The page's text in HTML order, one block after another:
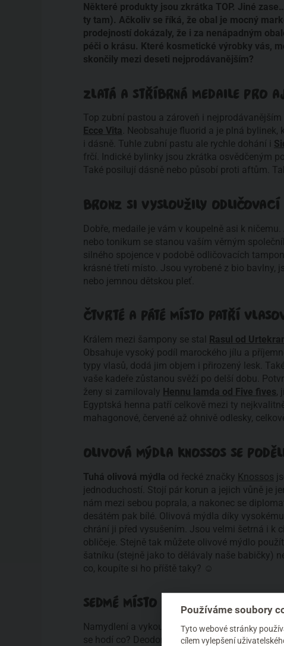
Některé produkty jsou zkrátka TOP. Jiné
ty tam). Ačkoliv se říká, že obal je mocný
prodejností dokázaly, že i za nenápadným
péči o krásu. Které kosmetické výrobky vás,
skončily mezi deseti nejprodávanějším?
ZLATÁ A STŘÍBRNÁ MEDAILE PRO
Top zubní pastou a zároveň i
Ecce Vita . Neobsahuje fluorid a je plná
i dásně. Tuhle zubní pastu ale rychle dohání i
frčí. Indické bylinky jsou zkrátka osvědčeným
Také posilují dásně nebo působí proti aftům.
BRONZ SI VYSLOUŽILY ODLIČOVACÍ
Dobře, medaile je vám v koupelně asi k
nebo tonikum se stanou vaším věrným
silného spojence v podobě odličovacích
krásné třetí místo. Jsou vyrobené z bio bavlny,
nebo jemnou dětskou pleť.
ČTVRTÉ A PÁTÉ MÍSTO PATŘÍ
Králem mezi šampony se stal Rasul od
Obsahuje vysoký podíl marockého jílu a
typy vlasů, dodá jim objem i přirozený lesk.
vaše kadeře zůstanou svěží po delší dobu.
ženy si zamilovaly Hennu lamda od Five fives,
Egyptská henna patří celkově mezi ty
mahagonové, červené až ohnivě odlesky,
OLIVOVÁ MÝDLA KNOSSOS SE
Tuhá olivová mýdla od řecké značky Knossos
jednoduchostí. Stojí pár korun a jejich vůně je
nám mezi sebou poprala, a nakonec se
desátém pak bílé. Olivová mýdla díky
chrání ji před vysušením. Jsou velmi šetrná i k
obličeje. Stejně tak můžete olivové mýdlo
šatníku (stejně jako to dělávaly naše babičky)
co, koupíte si ho příště taky? ☺
SEDMÉ MÍSTO OBSADIL KAMENEC
Namydlení a vykoupaní už jste. Teď jen zbývá
se hodí co? Deodorant! Nebo třeba rovnouDeo
Používáme soubory
Tyto webové stránky
cílem vylepšení